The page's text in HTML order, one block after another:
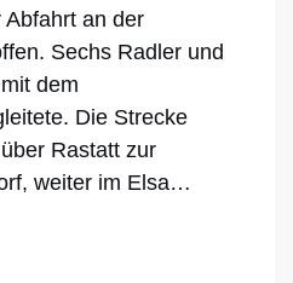
an der
Sechs Radler und
dem
Die Strecke
Rastatt zur
weiter im Elsa…